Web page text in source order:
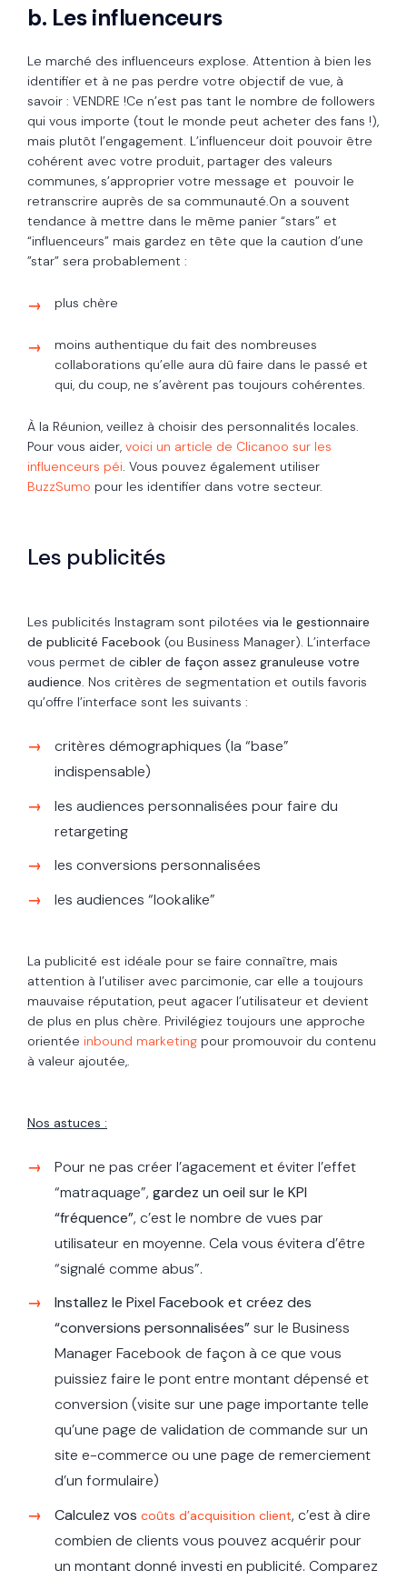
b. Les influenceurs
Le marché des influenceurs explose. Attention à bien les
identifier et à ne pas perdre votre objectif de vue, à
savoir : VENDRE !Ce n’est pas tant le nombre de followers
qui vous importe (tout le monde peut acheter des fans !),
mais plutôt l’engagement. L’influenceur doit pouvoir être
cohérent avec votre produit, partager des valeurs
communes, s’approprier votre message et pouvoir le
retranscrire auprès de sa communauté.On a souvent
tendance à mettre dans le même panier “stars” et
“influenceurs” mais gardez en tête que la caution d’une
”star” sera probablement :
plus chère
moins authentique du fait des nombreuses
collaborations qu’elle aura dû faire dans le passé et
qui, du coup, ne s’avèrent pas toujours cohérentes.
À la Réunion, veillez à choisir des personnalités locales.
Pour vous aider, voici un article de Clicanoo sur les
influenceurs péi. Vous pouvez également utiliser
BuzzSumo pour les identifier dans votre secteur.
Les publicités
Les publicités Instagram sont pilotées via le gestionnaire
de publicité Facebook (ou Business Manager). L’interface
vous permet de cibler de façon assez granuleuse votre
audience. Nos critères de segmentation et outils favoris
qu’offre l’interface sont les suivants :
critères démographiques (la “base”
indispensable)
les audiences personnalisées pour faire du
retargeting
les conversions personnalisées
les audiences “lookalike”
La publicité est idéale pour se faire connaître, mais
attention à l’utiliser avec parcimonie, car elle a toujours
mauvaise réputation, peut agacer l’utilisateur et devient
de plus en plus chère. Privilégiez toujours une approche
orientée inbound marketing pour promouvoir du contenu
à valeur ajoutée,.
Nos astuces :
Pour ne pas créer l’agacement et éviter l’effet
“matraquage”, gardez un oeil sur le KPI
“fréquence”, c’est le nombre de vues par
utilisateur en moyenne. Cela vous évitera d’être
“signalé comme abus”.
Installez le Pixel Facebook et créez des
“conversions personnalisées”sur le Business
Manager Facebook de façon à ce que vous
puissiez faire le pont entre montant dépensé et
conversion (visite sur une page importante telle
qu’une page de validation de commande sur un
site e-commerce ou une page de remerciement
d’un formulaire)
Calculez vos coûts d’acquisition client, c’est à dire
combien de clients vous pouvez acquérir pour
un montant donné investi en publicité. Comparez